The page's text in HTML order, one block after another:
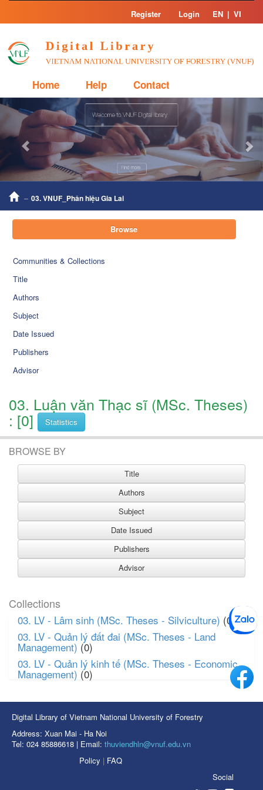
Skip
Register Login EN | VI
Home Help Contact
Previous
03. VNUF_Phân hiệu Gia Lai
Browse
Communities & Collections
Title
Authors
Subject
Date Issued
Publishers
Advisor
03. Luận văn Thạc sĩ (MSc. Theses)
: [0] Statistics
BROWSE BY
Collections
03. LV - Lâm sinh (MSc. Theses - Silviculture) (0)
03. LV - Quản lý đất đai (MSc. Theses - Land
Management) (0)
03. LV - Quản lý kinh tế (MSc. Theses - Economic
Management) (0)
Digital Library of Vietnam National University of Forestry
Address: Xuan Mai - Ha Noi
Tel: 024 85886618 | Email: thuviendhln@vnuf.edu.vn
Policy | FAQ
Social